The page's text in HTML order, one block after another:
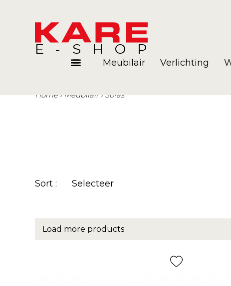
E-SHOP
Meubilair Verlichting
Home Meubilair Sofas
Sort : Selecteer
Load more products